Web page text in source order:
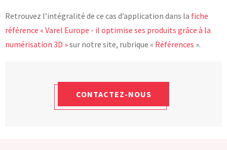
CONTACTEZ-NOUS
Retrouvez l’intégralité de ce cas d’application dans la fiche
référence « Varel Europe - il optimise ses produits grâce à la
numérisation 3D »sur notre site, rubrique « Références ».